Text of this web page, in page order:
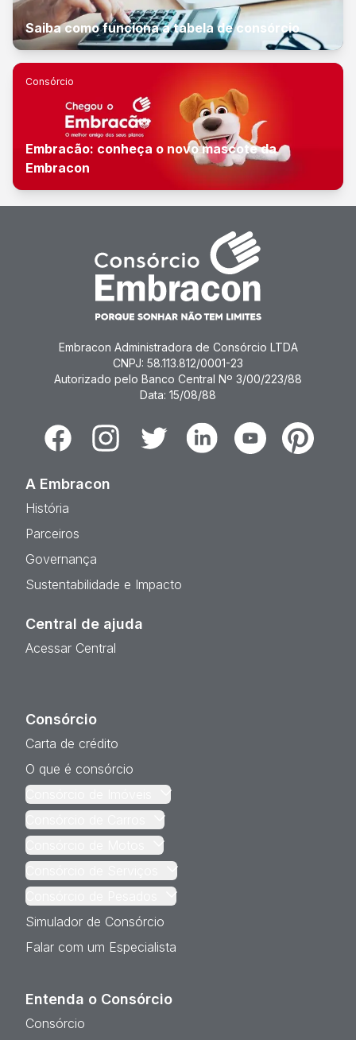
Saiba como funciona a tabela de consórcio
Consórcio
Embracão: conheça o novo mascote da
Embracon
Embracon Administradora de Consórcio LTDA
CNPJ: 58.113.812/0001-23
Autorizado pelo Banco Central Nº 3/00/223/88
Data: 15/08/88
FacebookInstagramTwitter LinkedinYoutubePinterest
A Embracon
História
Parceiros
Governança
Sustentabilidade e Impacto
Central de ajuda
Acessar Central
Consórcio
Carta de crédito
O que é consórcio
Simulador de Consórcio
Falar com um Especialista
Entenda o Consórcio
Consórcio